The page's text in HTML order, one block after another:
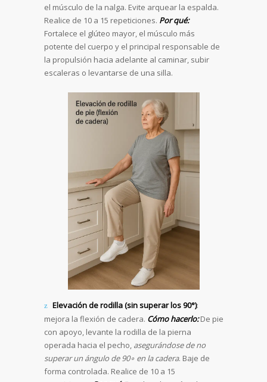
el músculo de la nalga. Evite arquear la espalda.
Realice de 10 a 15 repeticiones. Por qué:
Fortalece el glúteo mayor, el músculo más
potente del cuerpo y el principal responsable de
la propulsión hacia adelante al caminar, subir
escaleras o levantarse de una silla.
Elevación de rodilla (sin superar los 90°):
mejora la flexión de cadera. Cómo hacerlo:De pie
con apoyo, levante la rodilla de la pierna
operada hacia el pecho, asegurándose de no
superar un ángulo de 90∘ en la cadera. Baje de
forma controlada. Realice de 10 a 15